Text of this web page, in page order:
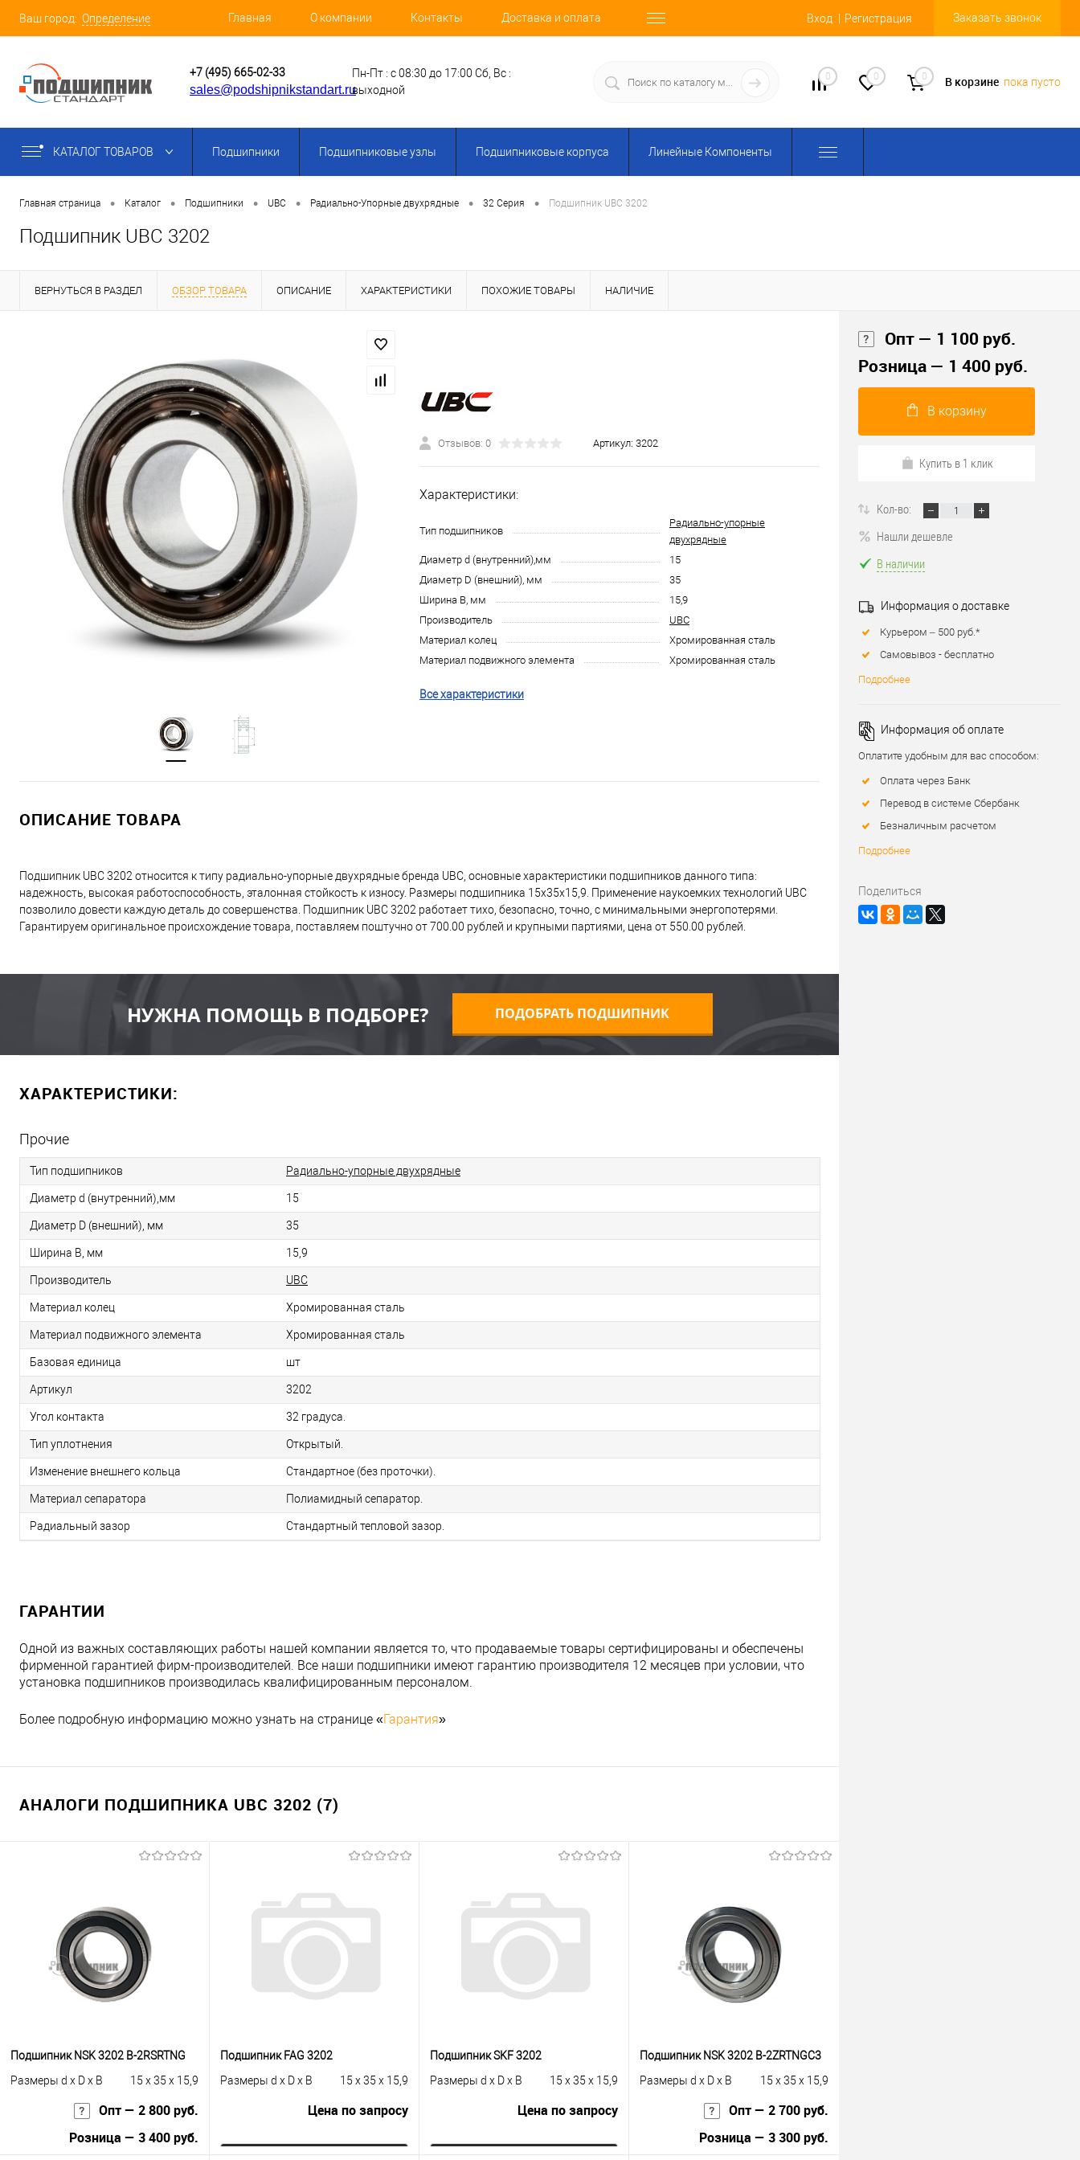
Ваш город: Определение Главная О компании Контакты Доставка и оплата Вход Регистрация Заказать звонок
+7 (495) 665-02-33
sales@podshipnikstandart.ru
Пн-Пт : с 08:30 до 17:00 Сб, Вс :
выходной
0 0 0 В корзине пока пусто
КАТАЛОГ ТОВАРОВ Подшипники Подшипниковые узлы Подшипниковые корпуса Линейные Компоненты
Главная страница • Каталог • Подшипники • UBC • Радиально-Упорные двухрядные • 32 Серия • Подшипник UBC 3202
Подшипник UBC 3202
ВЕРНУТЬСЯ В РАЗДЕЛ ОБЗОР ТОВАРА ОПИСАНИЕ ХАРАКТЕРИСТИКИ ПОХОЖИЕ ТОВАРЫ НАЛИЧИЕ
Отзывов: 0 Артикул: 3202
Характеристики:
Тип подшипников
Радиально-упорные
двухрядные
Диаметр d (внутренний),мм
15
Диаметр D (внешний), мм
35
Ширина B, мм
15,9
Производитель
UBC
Материал колец
Хромированная сталь
Материал подвижного элемента
Хромированная сталь
Все характеристики
ОПИСАНИЕ ТОВАРА
Подшипник UBC 3202 относится к типу радиально-упорные двухрядные бренда UBC, основные характеристики подшипников данного типа:
надежность, высокая работоспособность, эталонная стойкость к износу. Размеры подшипника 15x35x15,9. Применение наукоемких технологий UBC
позволило довести каждую деталь до совершенства. Подшипник UBC 3202 работает тихо, безопасно, точно, с минимальными энергопотерями.
Гарантируем оригинальное происхождение товара, поставляем поштучно от 700.00 рублей и крупными партиями, цена от 550.00 рублей.
НУЖНА ПОМОЩЬ В ПОДБОРЕ? ПОДОБРАТЬ ПОДШИПНИК
ХАРАКТЕРИСТИКИ:
Прочие
Тип подшипников Радиально-упорные двухрядные
Диаметр d (внутренний),мм 15
Диаметр D (внешний), мм 35
Ширина B, мм 15,9
Производитель UBC
Материал колец Хромированная сталь
Материал подвижного элемента Хромированная сталь
Базовая единица шт
Артикул 3202
Угол контакта 32 градуса.
Тип уплотнения Открытый.
Изменение внешнего кольца Стандартное (без проточки).
Материал сепаратора Полиамидный сепаратор.
Радиальный зазор Стандартный тепловой зазор.
ГАРАНТИИ
Одной из важных составляющих работы нашей компании является то, что продаваемые товары сертифицированы и обеспечены
фирменной гарантией фирм-производителей. Все наши подшипники имеют гарантию производителя 12 месяцев при условии, что
установка подшипников производилась квалифицированным персоналом.
Более подробную информацию можно узнать на странице «Гарантия»
АНАЛОГИ ПОДШИПНИКА UBC 3202 (7)
Подшипник NSK 3202 B-2RSRTNG
Размеры d x D x B
15 x 35 x 15,9
Опт — 2 800 руб.
Розница — 3 400 руб.
Подшипник FAG 3202
Размеры d x D x B
15 x 35 x 15,9
Цена по запросу
Подшипник SKF 3202
Размеры d x D x B
15 x 35 x 15,9
Цена по запросу
Подшипник NSK 3202 B-2ZRTNGC3
Размеры d x D x B
15 x 35 x 15,9
Опт — 2 700 руб.
Розница — 3 300 руб.
Опт — 1 100 руб.
Розница — 1 400 руб.
В корзину
Купить в 1 клик
Кол-во:
Нашли дешевле
В наличии
Информация о доставке
Курьером – 500 руб.*
Самовывоз - бесплатно
Подробнее
Информация об оплате
Оплатите удобным для вас способом:
Оплата через Банк
Перевод в системе Сбербанк
Безналичным расчетом
Подробнее
Поделиться